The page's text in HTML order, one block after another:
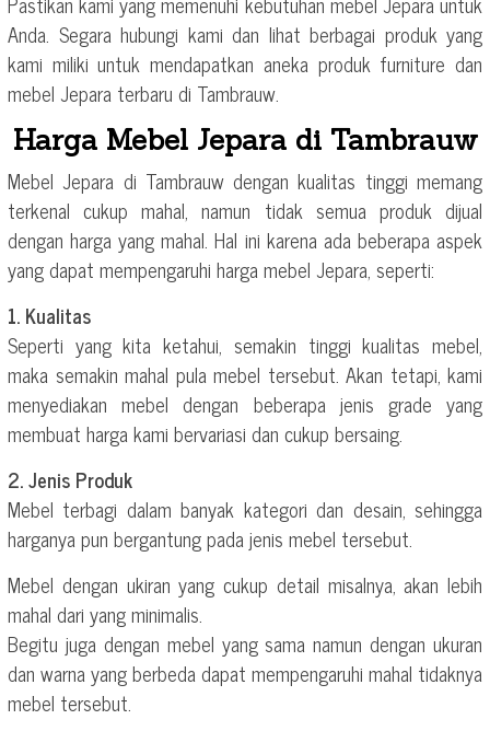
Anda. Segara hubungi kami dan lihat berbagai produk yang
kami miliki untuk mendapatkan aneka produk furniture dan
mebel Jepara terbaru di Tambrauw.
Harga Mebel Jepara di Tambrauw
Mebel Jepara di Tambrauw dengan kualitas tinggi memang
terkenal cukup mahal, namun tidak semua produk dijual
dengan harga yang mahal. Hal ini karena ada beberapa aspek
yang dapat mempengaruhi harga mebel Jepara, seperti:
1. Kualitas
Seperti yang kita ketahui, semakin tinggi kualitas mebel,
maka semakin mahal pula mebel tersebut. Akan tetapi, kami
menyediakan mebel dengan beberapa jenis grade yang
membuat harga kami bervariasi dan cukup bersaing.
2. Jenis Produk
Mebel terbagi dalam banyak kategori dan desain, sehingga
harganya pun bergantung pada jenis mebel tersebut.
Mebel dengan ukiran yang cukup detail misalnya, akan lebih
mahal dari yang minimalis.
Begitu juga dengan mebel yang sama namun dengan ukuran
dan warna yang berbeda dapat mempengaruhi mahal tidaknya
mebel tersebut.